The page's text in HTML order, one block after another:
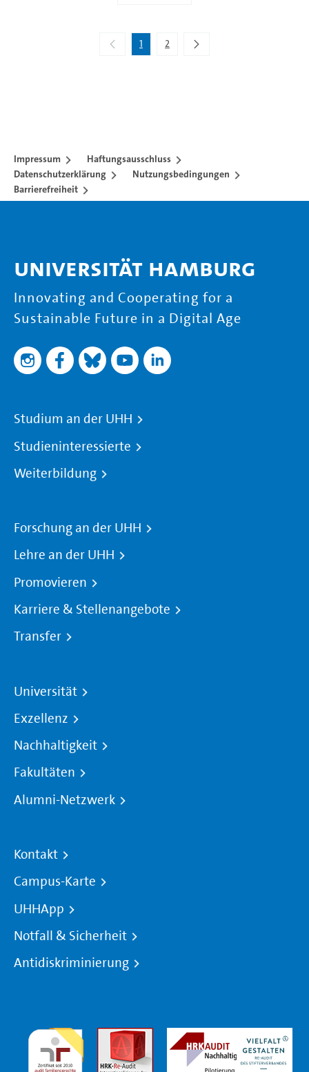
1 2
Impressum
Haftungsausschluss
Datenschutzerklärung
Nutzungsbedingungen
Barrierefreiheit
Universität Hamburg
Innovating and Cooperating for a
Sustainable Future in a Digital Age
Studium an der UHH
Studieninteressierte
Weiterbildung
Forschung an der UHH
Lehre an der UHH
Promovieren
Karriere & Stellenangebote
Transfer
Universität
Exzellenz
Nachhaltigkeit
Fakultäten
Alumni-Netzwerk
Kontakt
Campus-Karte
UHHApp
Notfall & Sicherheit
Antidiskriminierung